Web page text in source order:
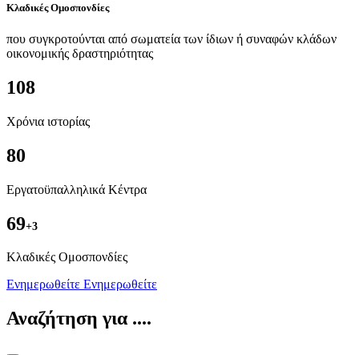
Κλαδικές Ομοσπονδίες
που συγκροτούνται από σωματεία των ίδιων ή συναφών κλάδων
οικονομικής δραστηριότητας
108
Χρόνια ιστορίας
80
Εργατοϋπαλληλικά Κέντρα
69+3
Kλαδικές Ομοσπονδίες
Ενημερωθείτε Ενημερωθείτε
Αναζήτηση για ....